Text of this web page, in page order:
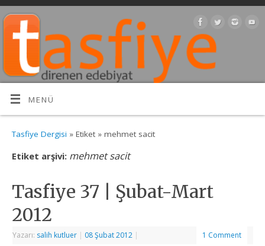
MENÜ
Tasfiye Dergisi » Etiket » mehmet sacit
Etiket arşivi: mehmet sacit
Tasfiye 37 | Şubat-Mart
2012
Yazarı: salih kutluer | 08 Şubat 2012 | 1 Comment